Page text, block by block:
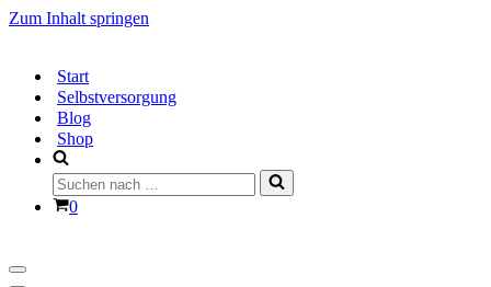
Zum Inhalt springen
Start
Selbstversorgung
Blog
Shop
Suchen
nach …
Warenkorb
0
Navigationsmenü